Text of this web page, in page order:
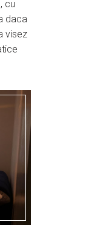
cu
daca
visez